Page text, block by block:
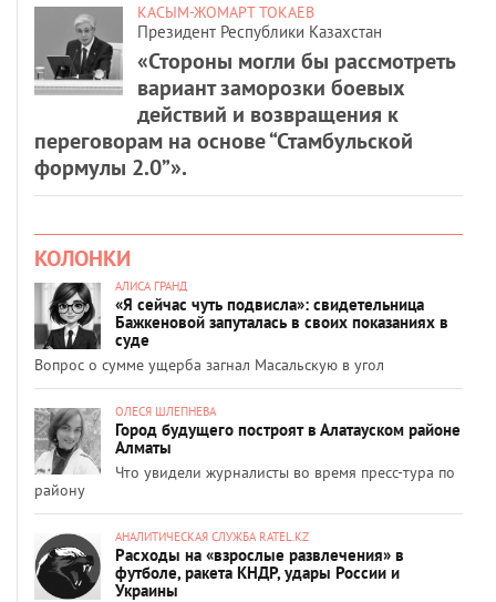
КАСЫМ-ЖОМАРТ ТОКАЕВ
Президент Республики Казахстан
«Стороны могли бы рассмотреть
вариант заморозки боевых
действий и возвращения к
переговорам на основе “Стамбульской
формулы 2.0”».
КОЛОНКИ
АЛИСА ГРАНД
«Я сейчас чуть подвисла»: свидетельница
Бажкеновой запуталась в своих показаниях в
суде
Вопрос о сумме ущерба загнал Масальскую в угол
ОЛЕСЯ ШЛЕПНЕВА
Город будущего построят в Алатауском районе
Алматы
Что увидели журналисты во время пресс-тура по
району
АНАЛИТИЧЕСКАЯ СЛУЖБА RATEL.KZ
Расходы на «взрослые развлечения» в
футболе, ракета КНДР, удары России и
Украины